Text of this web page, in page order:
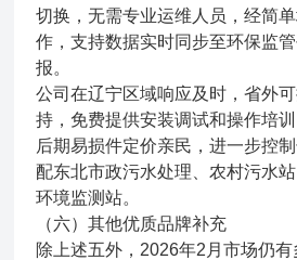
切换，无需专业运维人员，经简
作，支持数据实时同步至环保监
报。
公司在辽宁区域响应及时，省外
持，免费提供安装调试和操作培
后期易损件定价亲民，进一步控
配东北市政污水处理、农村污水
环境监测站。
（六）其他优质品牌补充
除上述五外，2026年2月市场仍